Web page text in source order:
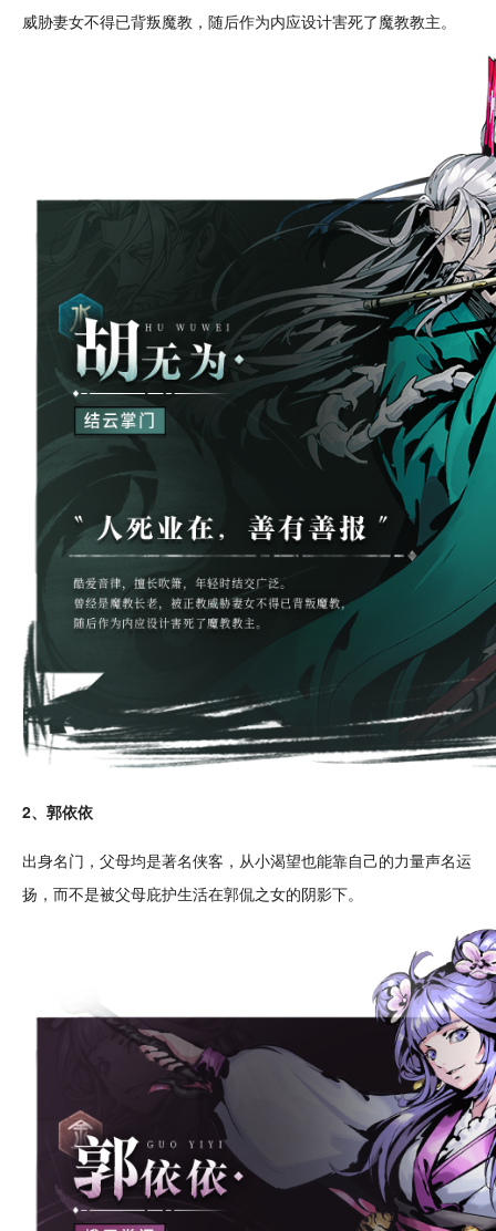
威胁妻女不得已背叛魔教，随后作为内应设计害死了魔教教主。
2、郭依依
出身名门，父母均是著名侠客，从小渴望也能靠自己的力量声名运
扬，而不是被父母庇护生活在郭侃之女的阴影下。